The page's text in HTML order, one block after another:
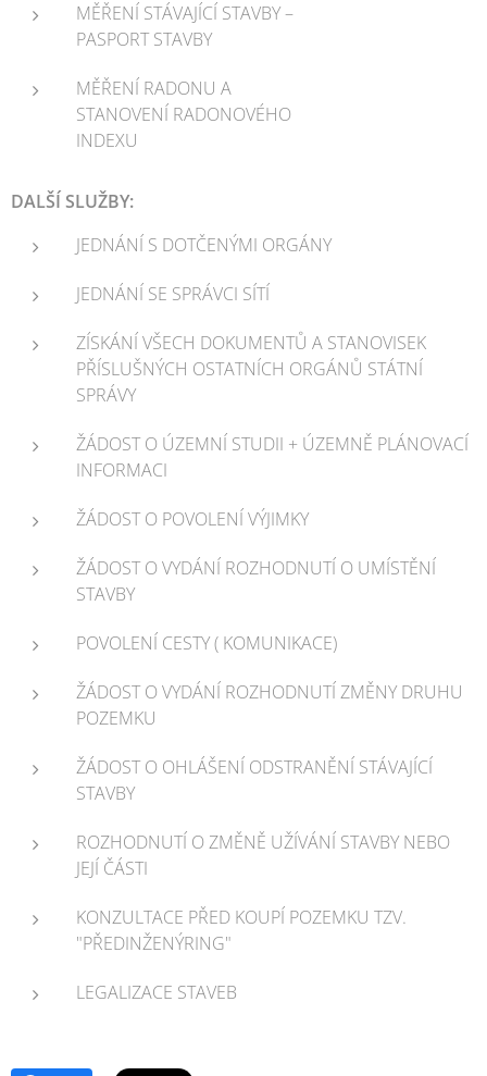
MĚŘENÍ STÁVAJÍCÍ STAVBY –
PASPORT STAVBY
MĚŘENÍ RADONU A
STANOVENÍ RADONOVÉHO
INDEXU
DALŠÍ SLUŽBY:
JEDNÁNÍ S DOTČENÝMI ORGÁNY
JEDNÁNÍ SE SPRÁVCI SÍTÍ
ZÍSKÁNÍ VŠECH DOKUMENTŮ A STANOVISEK
PŘÍSLUŠNÝCH OSTATNÍCH ORGÁNŮ STÁTNÍ
SPRÁVY
ŽÁDOST O ÚZEMNÍ STUDII + ÚZEMNĚ PLÁNOVACÍ
INFORMACI
ŽÁDOST O POVOLENÍ VÝJIMKY
ŽÁDOST O VYDÁNÍ ROZHODNUTÍ O UMÍSTĚNÍ
STAVBY
POVOLENÍ CESTY ( KOMUNIKACE)
ŽÁDOST O VYDÁNÍ ROZHODNUTÍ ZMĚNY DRUHU
POZEMKU
ŽÁDOST O OHLÁŠENÍ ODSTRANĚNÍ STÁVAJÍCÍ
STAVBY
ROZHODNUTÍ O ZMĚNĚ UŽÍVÁNÍ STAVBY NEBO
JEJÍ ČÁSTI
KONZULTACE PŘED KOUPÍ POZEMKU TZV.
"PŘEDINŽENÝRING"
LEGALIZACE STAVEB